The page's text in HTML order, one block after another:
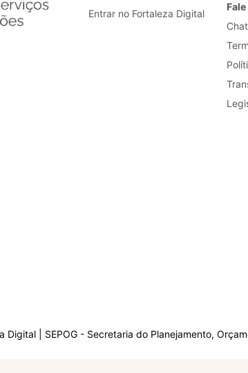
Entrar no Fortaleza Digital
Digital | SEPOG - Secretaria do Planejamento,